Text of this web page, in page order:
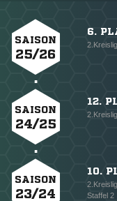
SAISON
25/26
6.
SAISON
24/25
12.
SAISON
23/24
10.
Staffel 2